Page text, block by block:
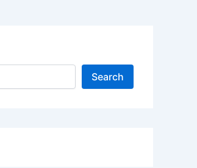
Search